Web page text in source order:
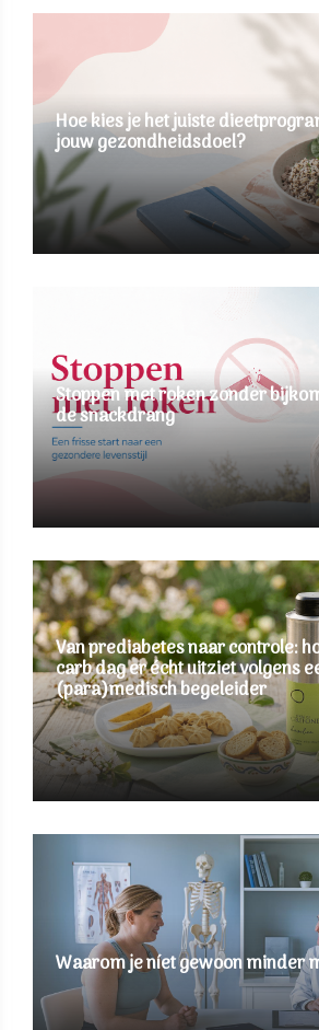
Hoe kies je het juiste
jouw gezondheidsdoel?
Stoppen met roken zonder
de snackdrang
Van prediabetes naar controle:
carb dag er écht uitziet volgens
(para)medisch begeleider
Waarom je níet gewoon minder